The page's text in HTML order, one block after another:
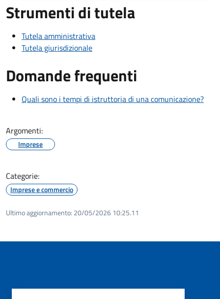
Strumenti di tutela
Tutela amministrativa
Tutela giurisdizionale
Domande frequenti
Quali sono i tempi di istruttoria di una comunicazione?
Argomenti:
Imprese
Categorie:
Imprese e commercio
Ultimo aggiornamento: 20/05/2026 10:25.11